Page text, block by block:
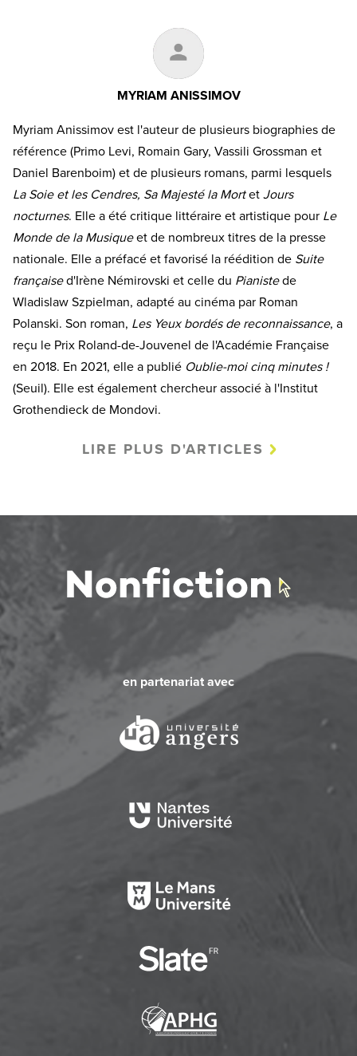
MYRIAM ANISSIMOV
Myriam Anissimov est l'auteur de plusieurs biographies de
référence (Primo Levi, Romain Gary, Vassili Grossman et
Daniel Barenboim) et de plusieurs romans, parmi lesquels
La Soie et les Cendres, Sa Majesté la Mortet Jours
nocturnes. Elle a été critique littéraire et artistique pour Le
Monde de la Musiqueet de nombreux titres de la presse
nationale. Elle a préfacé et favorisé la réédition de Suite
françaised'Irène Némirovski et celle du Pianistede
Wladislaw Szpielman, adapté au cinéma par Roman
Polanski. Son roman, Les Yeux bordés de reconnaissance, a
reçu le Prix Roland-de-Jouvenel de l'Académie Française
en 2018. En 2021, elle a publié Oublie-moi cinq minutes !
(Seuil). Elle est également chercheur associé à l'Institut
Grothendieck de Mondovi.
LIRE PLUS D'ARTICLES
en partenariat avec